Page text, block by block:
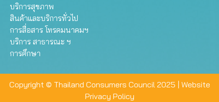
บริการสุขภาพ
สินค้าและบริการทั่วไป
การสื่อสาร โทรคมนาคมฯ
บริการ สาธารณะ ฯ
การศึกษา
Copyright © Thailand Consumers Council 2025 | Website
Privacy Policy